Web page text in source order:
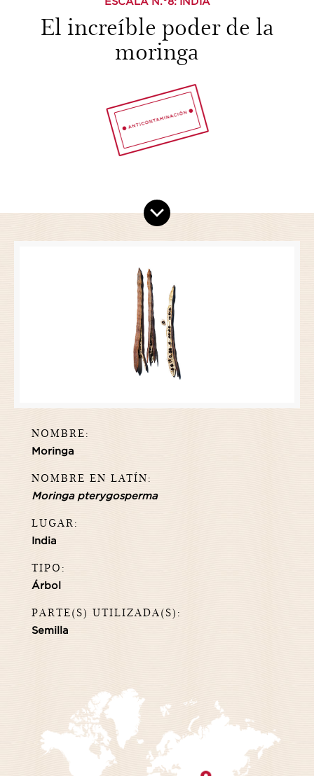
El increíble poder de la
moringa
NOMBRE:
Moringa
NOMBRE EN LATÍN:
Moringa pterygosperma
LUGAR:
India
TIPO:
Árbol
PARTE(S) UTILIZADA(S):
Semilla